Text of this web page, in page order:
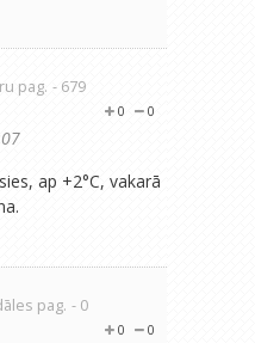
pag. - 679
0
0
ap +2°C, vakarā
pag. - 0
0
0